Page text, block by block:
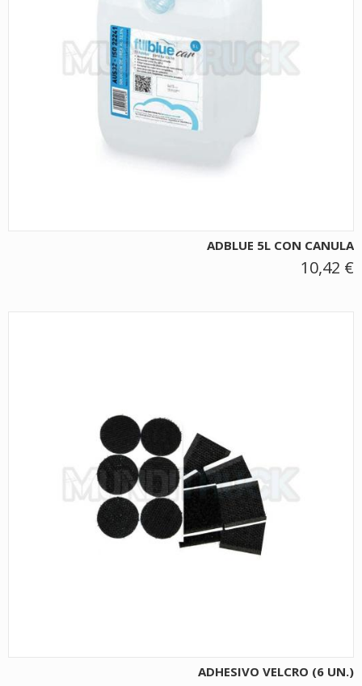
ADBLUE 5L CON CANULA
10,42 €
ADHESIVO VELCRO (6 UN.)